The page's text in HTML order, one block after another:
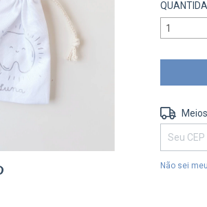
Entregas
Não sei